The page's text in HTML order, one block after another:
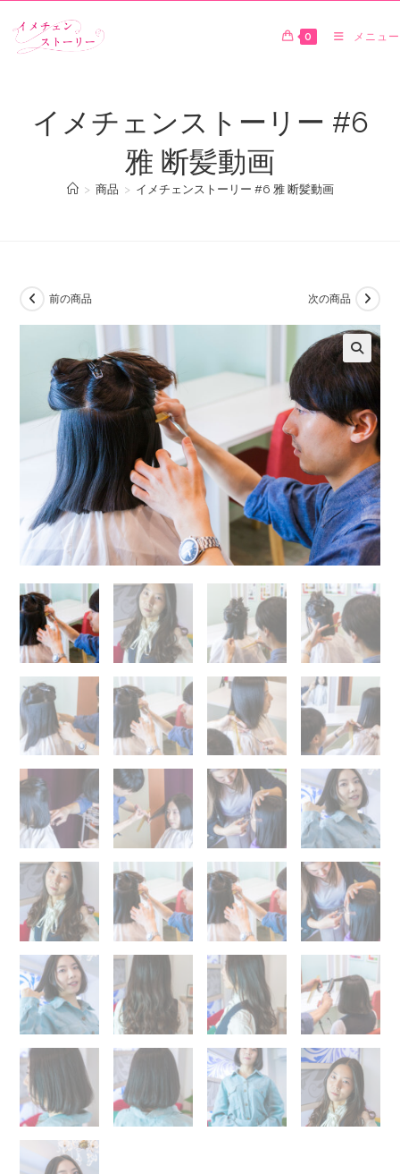
0 メニュー
イメチェンストーリー #6
雅 断髪動画
> 商品 > イメチェンストーリー #6 雅 断髪動画
前の商品 次の商品
🔍